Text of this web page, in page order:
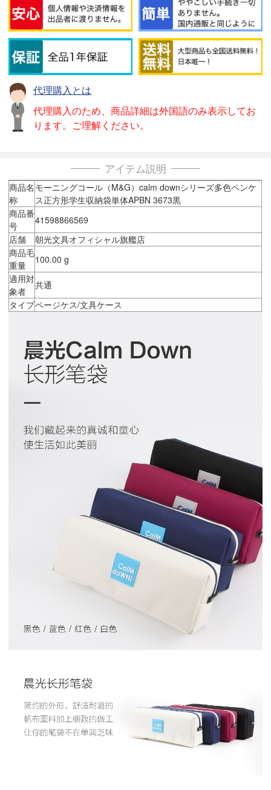
代理購入とは
代理購入のため、商品詳細は外国語のみ表示してお
ります。ご理解ください。
アイテム説明
商品名
称
モーニングコール（M&G）calm downシリーズ多色ペンケ
ス正方形学生収納袋単体APBN 3673黒
商品番
号
41598866569
店舗
朝光文具オフィシャル旗艦店
商品毛
重量
100.00 g
適用対
象者
共通
タイプページケス/文具ケース